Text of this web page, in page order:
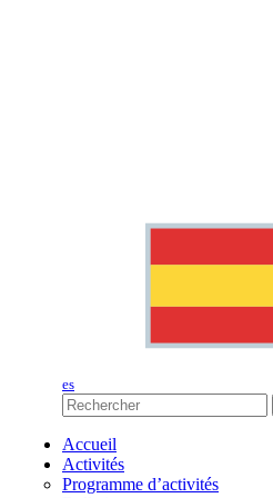
es
Accueil
Activités
Programme d’activités